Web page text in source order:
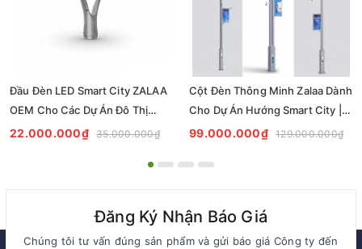
Đầu Đèn LED Smart City ZALAA
OEM Cho Các Dự Án Đô Thị
Hướng Thông Minh
22.000.000₫ 35.000.000₫
Cột Đèn Thông Minh Zalaa Dành
Cho Dự Án Hướng Smart City |
ZSP OEM 10
99.000.000₫ 129.000.000₫
Đăng Ký Nhận Báo Giá
Chúng tôi tư vấn đúng sản phẩm và gửi báo giá Công ty đến